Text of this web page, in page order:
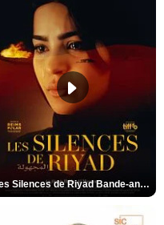
Les Silences de Riyad Bande-annonce VO STFR